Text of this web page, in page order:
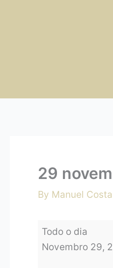
29
By Manuel Costa
Todo o dia
Novembro 29,